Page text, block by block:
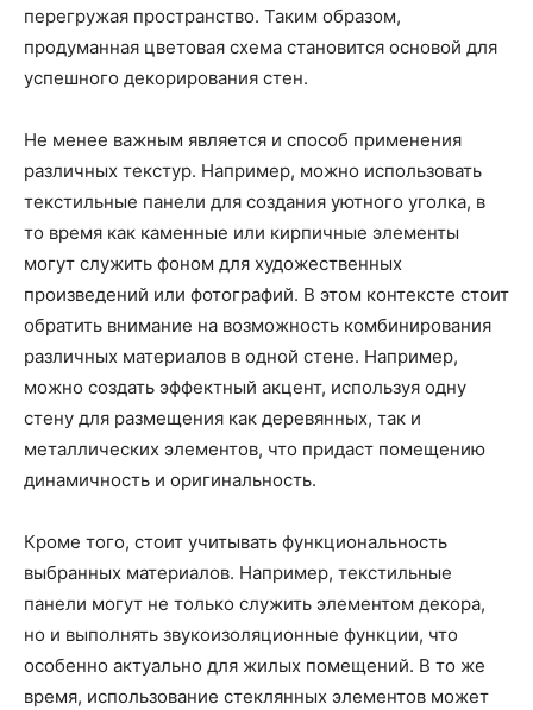
перегружая пространство. Таким образом,
продуманная цветовая схема становится основой для
успешного декорирования стен.
Не менее важным является и способ применения
различных текстур. Например, можно использовать
текстильные панели для создания уютного уголка, в
то время как каменные или кирпичные элементы
могут служить фоном для художественных
произведений или фотографий. В этом контексте стоит
обратить внимание на возможность комбинирования
различных материалов в одной стене. Например,
можно создать эффектный акцент, используя одну
стену для размещения как деревянных, так и
металлических элементов, что придаст помещению
динамичность и оригинальность.
Кроме того, стоит учитывать функциональность
выбранных материалов. Например, текстильные
панели могут не только служить элементом декора,
но и выполнять звукоизоляционные функции, что
особенно актуально для жилых помещений. В то же
время, использование стеклянных элементов может